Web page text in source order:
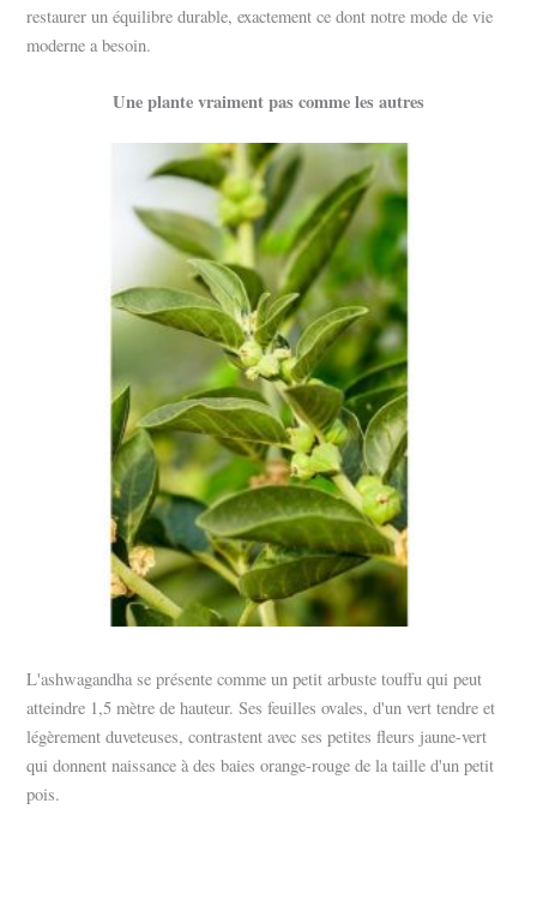
restaurer un équilibre durable, exactement ce dont notre mode de vie
moderne a besoin.
Une plante vraiment pas comme les autres
L'ashwagandha se présente comme un petit arbuste touffu qui peut
atteindre 1,5 mètre de hauteur. Ses feuilles ovales, d'un vert tendre et
légèrement duveteuses, contrastent avec ses petites fleurs jaune-vert
qui donnent naissance à des baies orange-rouge de la taille d'un petit
pois.